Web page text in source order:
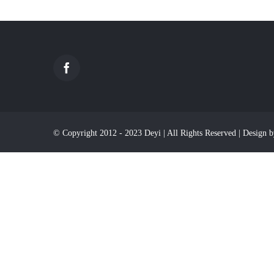
© Copyright 2012 - 2023 Deyi | All Rights Reserved | Design